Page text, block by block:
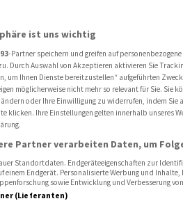
Iran
ist uns wichtig
-Partner speichern und greifen auf
Durch Auswahl von Akzeptieren aktivieren Sie
um Ihnen Dienste bereitzustellen“ aufgeführten
möglicherweise nicht mehr so relevant für Sie. Sie
oder Ihre Einwilligung zu widerrufen, indem Sie
klicken. Ihre Einstellungen gelten innerhalb unseres
Partner verarbeiten Daten, um
Standortdaten. Endgeräteeigenschaften zur
einem Endgerät. Personalisierte Werbung und Inhalte,
sowie Entwicklung und Verbesserung
(Lieferanten)